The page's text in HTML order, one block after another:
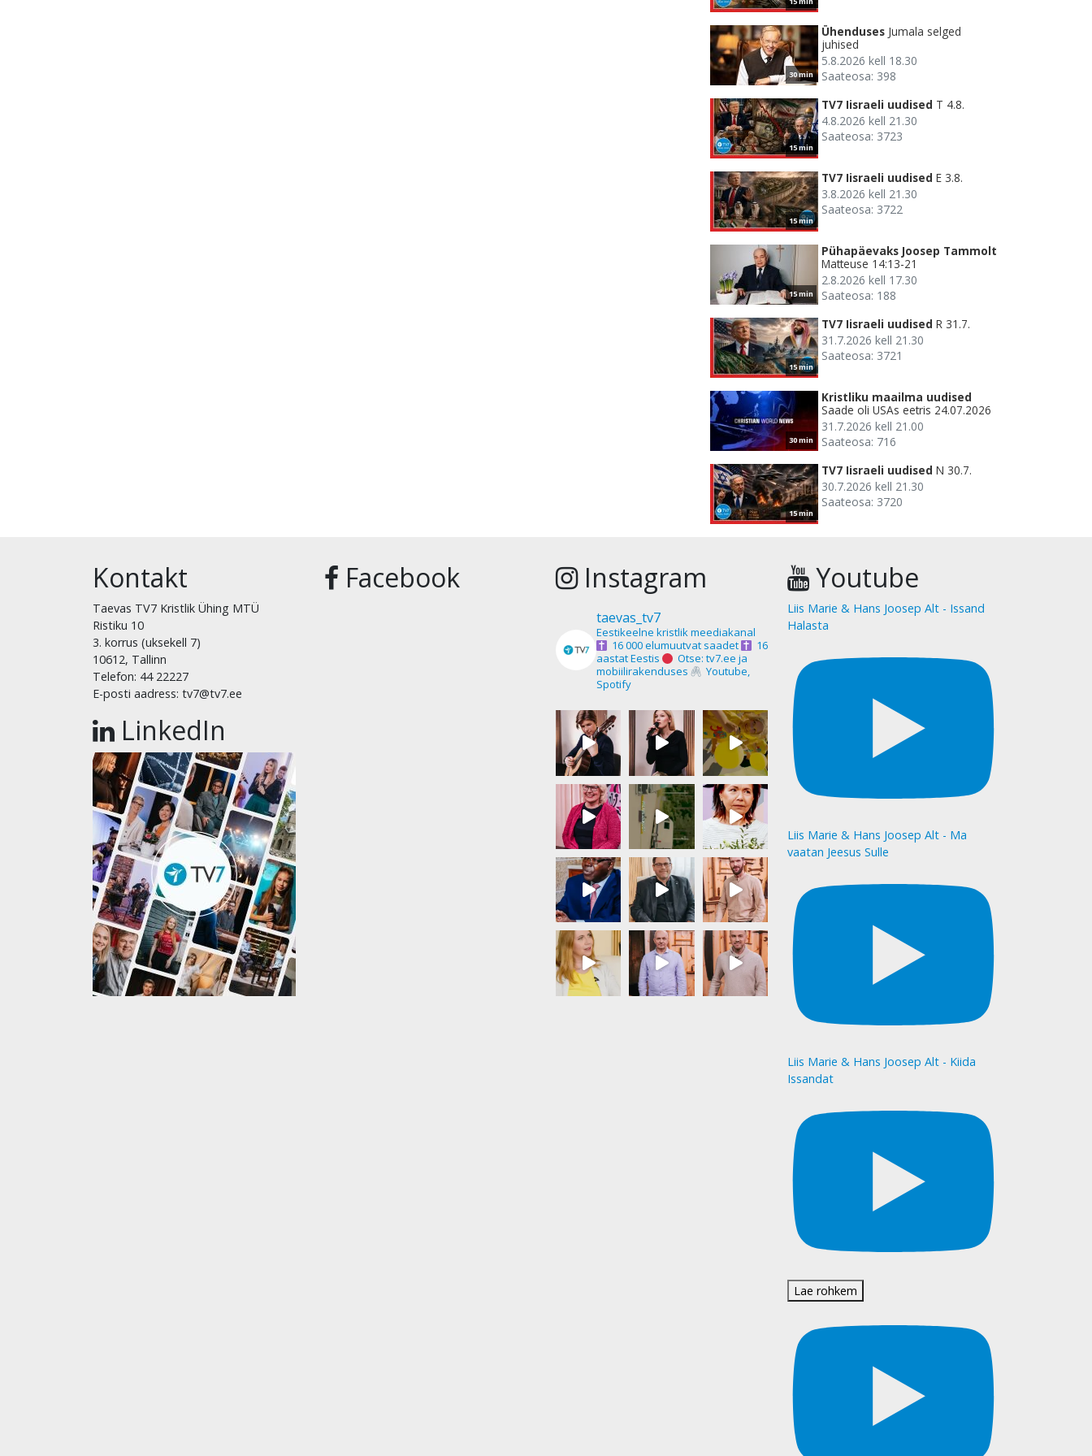
30 min
Ühenduses Jumala selged
juhised
5.8.2026 kell 18.30
Saateosa: 398
15 min
TV7 Iisraeli uudised T 4.8.
4.8.2026 kell 21.30
Saateosa: 3723
15 min
TV7 Iisraeli uudised E 3.8.
3.8.2026 kell 21.30
Saateosa: 3722
15 min
Pühapäevaks Joosep Tammolt
Matteuse 14:13-21
2.8.2026 kell 17.30
Saateosa: 188
15 min
TV7 Iisraeli uudised R 31.7.
31.7.2026 kell 21.30
Saateosa: 3721
30 min
Kristliku maailma uudised
Saade oli USAs eetris 24.07.2026
31.7.2026 kell 21.00
Saateosa: 716
15 min
TV7 Iisraeli uudised N 30.7.
30.7.2026 kell 21.30
Saateosa: 3720
Kontakt
Taevas TV7 Kristlik Ühing MTÜ
Ristiku 10
3. korrus (uksekell 7)
10612, Tallinn
Telefon: 44 22227
E-posti aadress: tv7@tv7.ee
LinkedIn
Facebook Instagram
taevas_tv7
Eestikeelne kristlik meediakanal
16 000 elumuutvat saadet
16
aastat Eestis
Otse: tv7.ee ja
mobiilirakenduses
Youtube,
Spotify
Youtube
Liis Marie & Hans Joosep Alt - Issand
Halasta
Liis Marie & Hans Joosep Alt - Ma
vaatan Jeesus Sulle
Liis Marie & Hans Joosep Alt - Kiida
Issandat
Lae rohkem